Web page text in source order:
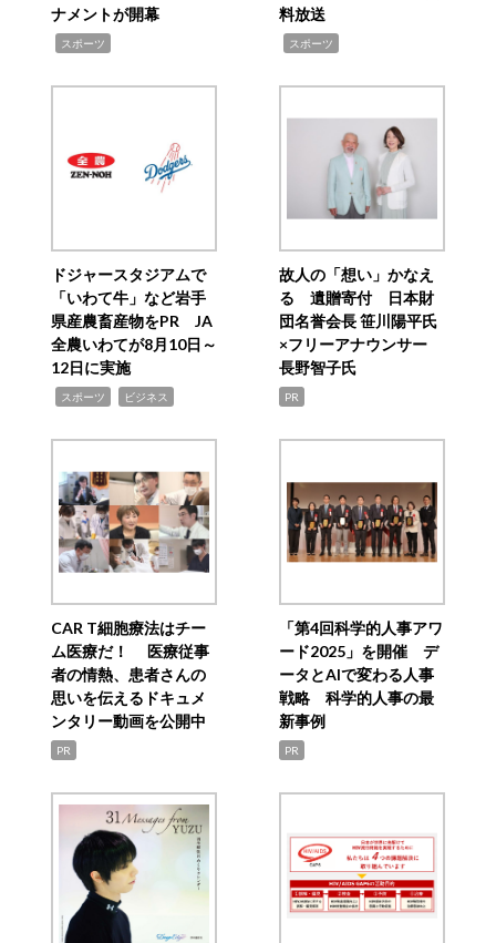
ナメントが開幕
スポーツ
料放送
スポーツ
ドジャースタジアムで
「いわて牛」など岩手
県産農畜産物をPR JA
全農いわてが8月10日～
12日に実施
スポーツ ビジネス
故人の「想い」かなえ
る 遺贈寄付 日本財
団名誉会長 笹川陽平氏
×フリーアナウンサー
長野智子氏
PR
CAR T細胞療法はチー
ム医療だ！ 医療従事
者の情熱、患者さんの
思いを伝えるドキュメ
ンタリー動画を公開中
PR
「第4回科学的人事アワ
ード2025」を開催 デ
ータとAIで変わる人事
戦略 科学的人事の最
新事例
PR